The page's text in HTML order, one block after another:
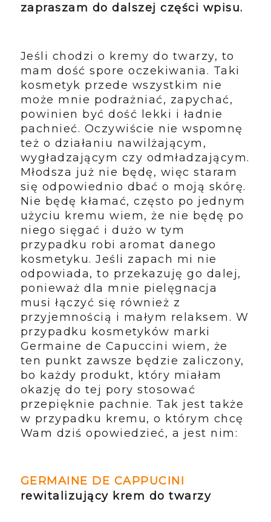
zapraszam do dalszej części wpisu.
Jeśli chodzi o kremy do twarzy, to
mam dość spore oczekiwania. Taki
kosmetyk przede wszystkim nie
może mnie podrażniać, zapychać,
powinien być dość lekki i ładnie
pachnieć. Oczywiście nie wspomnę
też o działaniu nawilżającym,
wygładzającym czy odmładzającym.
Młodsza już nie będę, więc staram
się odpowiednio dbać o moją skórę.
Nie będę kłamać, często po jednym
użyciu kremu wiem, że nie będę po
niego sięgać i dużo w tym
przypadku robi aromat danego
kosmetyku. Jeśli zapach mi nie
odpowiada, to przekazuję go dalej,
ponieważ dla mnie pielęgnacja
musi łączyć się również z
przyjemnością i małym relaksem. W
przypadku kosmetyków marki
Germaine de Capuccini wiem, że
ten punkt zawsze będzie zaliczony,
bo każdy produkt, który miałam
okazję do tej pory stosować
przepięknie pachnie. Tak jest także
w przypadku kremu, o którym chcę
Wam dziś opowiedzieć, a jest nim:
GERMAINE DE CAPPUCINI
rewitalizujący krem do twarzy